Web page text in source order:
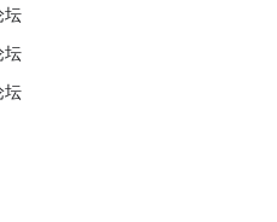
坛
坛
坛